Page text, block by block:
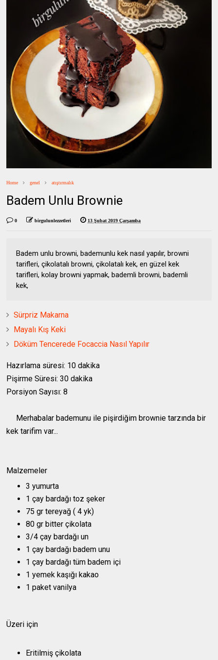
Home genel atıştırmalık
Badem Unlu Brownie
0 birgulunlezzetleri 13 Şubat 2019 Çarşamba
Badem unlu browni, bademunlu kek nasıl yapılır, browni
tarifleri, çikolatalı browni, çikolatalı kek, en güzel kek
tarifleri, kolay browni yapmak, bademli browni, bademli
kek,
Sürpriz Makarna
Mayalı Kış Keki
Döküm Tencerede Focaccia Nasıl Yapılır
Hazırlama süresi: 10 dakika
Pişirme Süresi: 30 dakika
Porsiyon Sayısı: 8
Merhabalar bademunu ile pişirdiğim brownie tarzında bir
kek tarifim var...
Malzemeler
3 yumurta
1 çay bardağı toz şeker
75 gr tereyağ ( 4 yk)
80 gr bitter çikolata
3/4 çay bardağı un
1 çay bardağı badem unu
1 çay bardağı tüm badem içi
1 yemek kaşığı kakao
1 paket vanilya
Üzeri için
Eritilmiş çikolata